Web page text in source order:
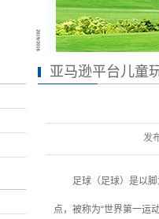
亚马逊平台儿童
发
足球（足球）是以
点，被称为“世界第一运动